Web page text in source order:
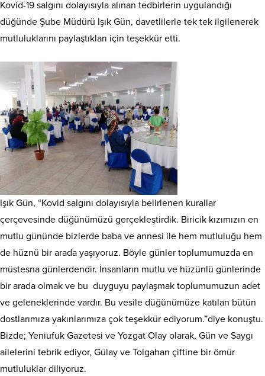
Kovid-19 salgını dolayısıyla alınan tedbirlerin uygulandığı
düğünde Şube Müdürü Işık Gün, davetlilerle tek tek ilgilenerek
mutluluklarını paylaştıkları için teşekkür etti.
Işık Gün, “Kovid salgını dolayısıyla belirlenen kurallar
çerçevesinde düğünümüzü gerçekleştirdik. Biricik kızımızın en
mutlu gününde bizlerde baba ve annesi ile hem mutluluğu hem
de hüznü bir arada yaşıyoruz. Böyle günler toplumumuzda en
müstesna günlerdendir. İnsanların mutlu ve hüzünlü günlerinde
bir arada olmak ve bu duyguyu paylaşmak toplumumuzun adet
ve geleneklerinde vardır. Bu vesile düğünümüze katılan bütün
dostlarımıza yakınlarımıza çok teşekkür ediyorum.”diye konuştu.
Bizde; Yeniufuk Gazetesi ve Yozgat Olay olarak, Gün ve Saygı
ailelerini tebrik ediyor, Gülay ve Tolgahan çiftine bir ömür
mutluluklar diliyoruz.